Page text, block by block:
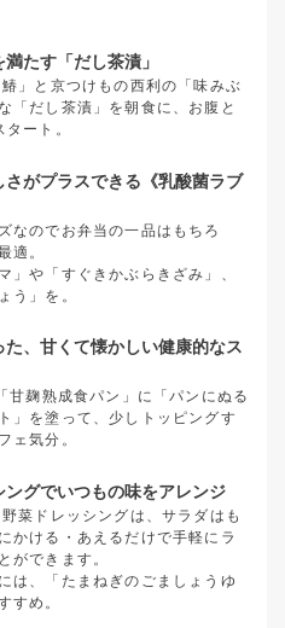
たす「だし茶漬」
」と京つけもの西利の「味みぶ
「だし茶漬」を朝食に、お腹と
ート。
がプラスできる《乳酸菌ラブ
なのでお弁当の一品はもちろ
適。
」や「すぐきかぶらきざみ」、
う」を。
、甘くて懐かしい健康的なス
甘麹熟成食パン」に「パンにぬる
」を塗って、少しトッピングす
ェ気分。
グでいつもの味をアレンジ
菜ドレッシングは、サラダはも
かける・あえるだけで手軽にラ
ができます。
は、「たまねぎのごましょうゆ
すめ。